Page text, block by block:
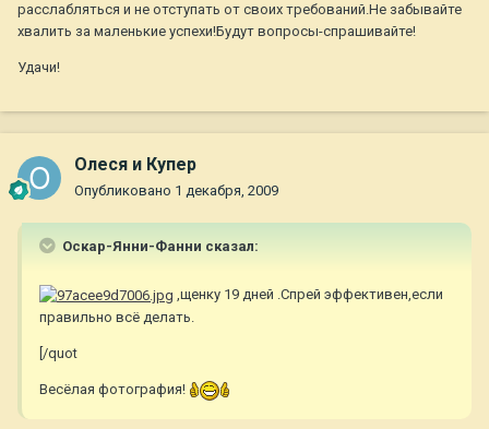
расслабляться и не отступать от своих требований.Не забывайте
хвалить за маленькие успехи!Будут вопросы-спрашивайте!
Удачи!
Олеся и Купер
Опубликовано 1 декабря, 2009
Оскар-Янни-Фанни сказал:
,щенку 19 дней .Спрей эффективен,если
правильно всё делать.
[/quot
Весёлая фотография!